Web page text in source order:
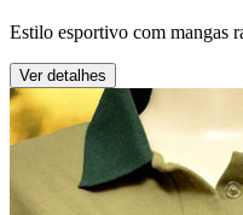
Estilo esportivo com mangas
Ver detalhes